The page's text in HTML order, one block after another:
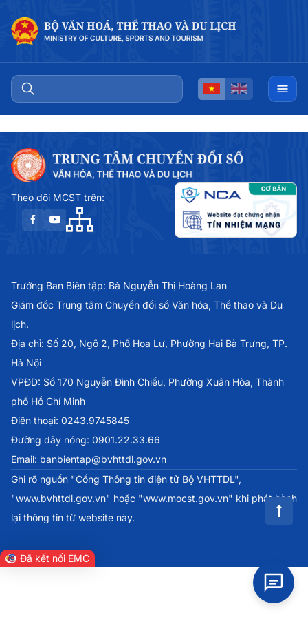
Theo dõi MCST trên:
Trưởng Ban Biên tập: Bà Nguyễn Thị Hoàng Lan
Giám đốc Trung tâm Chuyển đổi số Văn hóa, Thể thao và Du
lịch.
Địa chỉ: Số 20, Ngõ 2, Phố Hoa Lư, Phường Hai Bà Trưng, TP.
Hà Nội
VPĐD: Số 170 Nguyễn Đình Chiểu, Phường Xuân Hòa, Thành
phố Hồ Chí Minh
Điện thoại: 0243.9745845
Đường dây nóng: 0901.22.33.66
Email: banbientap@bvhttdl.gov.vn
Ghi rõ nguồn "Cổng Thông tin điện tử Bộ VHTTDL",
"www.bvhttdl.gov.vn" hoặc "www.mocst.gov.vn" khi phát hành
lại thông tin từ website này.
Đã kết nối EMC